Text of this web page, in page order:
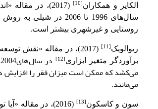
الکایر و همکاران [10]
(2017)، در
سال‌های 1996 تا
روستایی و غیرشهری بیشتر است.
ریوالویک [11]
(2017)، در مقاله «نقش
برآوردگر متغیر ابزاری [12]
می‌کشد که ممکن است میزان فقر را افزایش
می‌مانند.
سون و کاسکون [13]
(2016)، در